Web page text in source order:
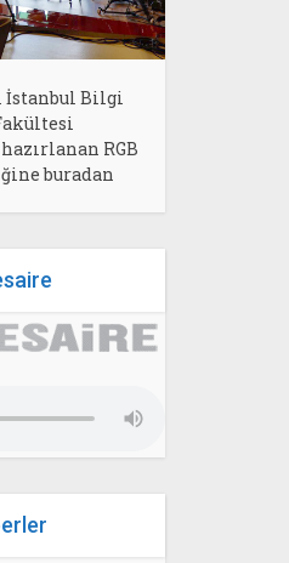
Bilgi
RGB
buradan